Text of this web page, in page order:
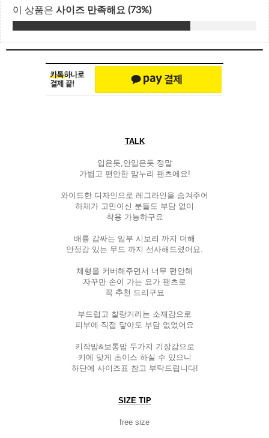
TALK
입은듯,안입은듯 정말
가볍고 편안한 맘누리 팬츠에요!
와이드한 디자인으로 레그라인을 숨겨주어
하체가 고민이신 분들도 부담 없이
착용 가능하구요
배를 감싸는 임부 시보리 까지 더해
안정감 있는 무드 까지 선사해드렸어요.
체형을 커버해주면서 너무 편안해
자꾸만 손이 가는 요가 팬츠로
꼭 추천 드리구요
부드럽고 찰랑거리는 소재감으로
피부에 직접 닿아도 부담 없었어요
키작맘&보통맘 두가지 기장감으로
키에 맞게 초이스 하실 수 있으니
하단에 사이즈표 참고 부탁드립니다!
SIZE TIP
free size